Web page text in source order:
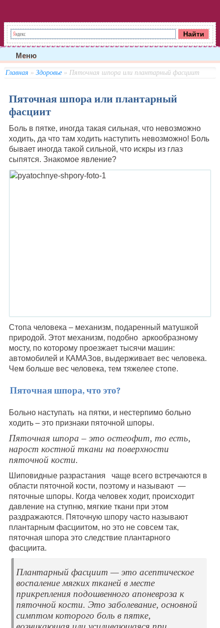
Меню
Главная » Здоровье» Пяточная шпора или плантарный фасциит
Пяточная шпора или плантарный
фасциит
Боль в пятке, иногда такая сильная, что невозможно
ходить, да что там ходить наступить невозможно! Боль
бывает иногда такой сильной, что искры из глаз
сыпятся. Знакомое явление?
Стопа человека – механизм, подаренный матушкой
природой. Этот механизм, подобно аркообразному
мосту, по которому проезжает тысячи машин:
автомобилей и КАМАЗов, выдерживает вес человека.
Чем больше вес человека, тем тяжелее стопе.
Пяточная шпора, что это?
Больно наступать на пятки, и нестерпимо больно
ходить – это признаки пяточной шпоры.
Пяточная шпора – это остеофит, то есть,
нарост костной ткани на поверхности
пяточной кости.
Шиповидные разрастания чаще всего встречаются в
области пяточной кости, поэтому и называют —
пяточные шпоры. Когда человек ходит, происходит
давление на ступню, мягкие ткани при этом
раздражаются. Пяточную шпору часто называют
плантарным фасциитом, но это не совсем так,
пяточная шпора это следствие плантарного
фасциита.
Плантарный фасциит — это асептическое
воспаление мягких тканей в месте
прикрепления подошвенного апоневроза к
пяточной кости. Это заболевание, основной
симптом которого боль в пятке,